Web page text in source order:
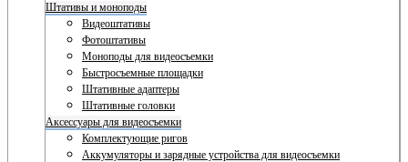
Штативы и моноподы
Видеоштативы
Фотоштативы
Моноподы для видеосъемки
Быстросъемные площадки
Штативные адаптеры
Штативные головки
Аксессуары для видеосъемки
Комплектующие ригов
Аккумуляторы и зарядные устройства для видеосъемки